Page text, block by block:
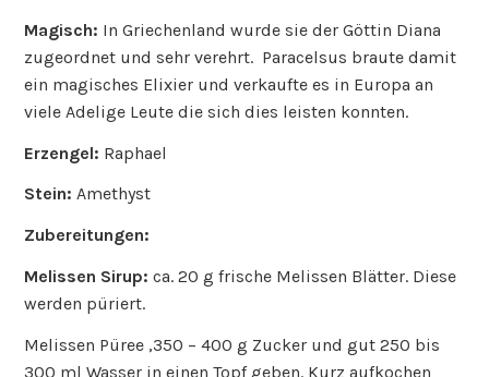
Magisch: In Griechenland wurde sie der Göttin Diana
zugeordnet und sehr verehrt. Paracelsus braute damit
ein magisches Elixier und verkaufte es in Europa an
viele Adelige Leute die sich dies leisten konnten.
Erzengel: Raphael
Stein: Amethyst
Zubereitungen:
Melissen Sirup: ca. 20 g frische Melissen Blätter. Diese
werden püriert.
Melissen Püree ,350 – 400 g Zucker und gut 250 bis
300 ml Wasser in einen Topf geben. Kurz aufkochen